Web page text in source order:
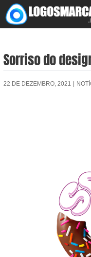
Skip
to
Sorriso do
22 DE DEZEMBRO, 2021